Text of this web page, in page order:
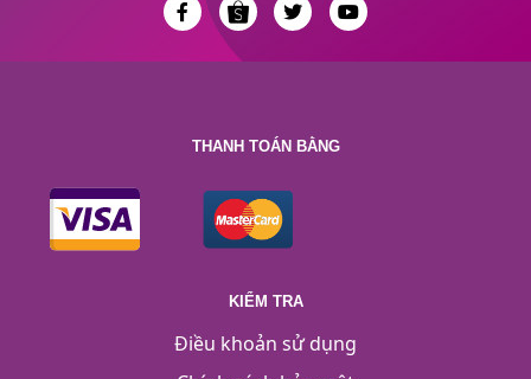
THANH TOÁN BẰNG
KIỂM TRA
Điều khoản sử dụng